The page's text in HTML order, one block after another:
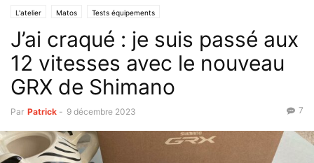
L'atelier Matos Tests équipements
J’ai craqué : je suis passé aux
12 vitesses avec le nouveau
GRX de Shimano
Par Patrick - 9 décembre 2023 7